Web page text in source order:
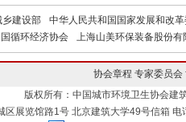
乡建设部
中华人民共和国国家发展和改
循环经济协会 上海山美环保装备股份有
协会章程 专家委员会
版权所有：中国城市环境卫生协会建
区展览馆路1号 北京建筑大学49号信箱